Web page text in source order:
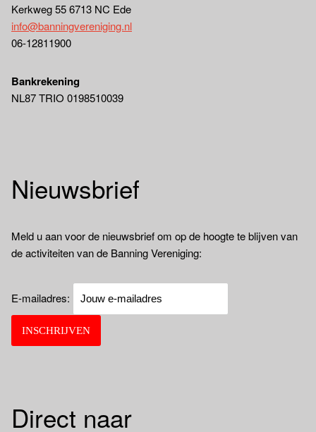
Kerkweg 55 6713 NC Ede
info@banningvereniging.nl
06-12811900
Bankrekening
NL87 TRIO 0198510039
Nieuwsbrief
Meld u aan voor de nieuwsbrief om op de hoogte te blijven van
de activiteiten van de Banning Vereniging:
E-mailadres:
Direct naar